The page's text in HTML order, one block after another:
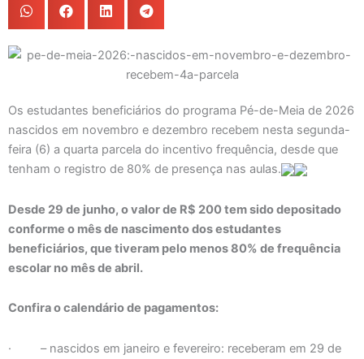
Os estudantes beneficiários do programa Pé-de-Meia de 2026
nascidos em novembro e dezembro recebem nesta segunda-
feira (6) a quarta parcela do incentivo frequência, desde que
tenham o registro de 80% de presença nas aulas.
Desde 29 de junho, o valor de R$ 200 tem sido depositado
conforme o mês de nascimento dos estudantes
beneficiários, que tiveram pelo menos 80% de frequência
escolar no mês de abril.
Confira o calendário de pagamentos:
· – nascidos em janeiro e fevereiro: receberam em 29 de